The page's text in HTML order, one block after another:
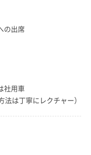
の出席
社用車
は丁寧にレクチャー）